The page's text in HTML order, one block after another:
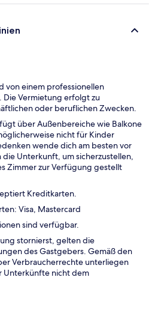
von einem professionellen
Vermietung erfolgt zu
oder beruflichen Zwecken.
über Außenbereiche wie Balkone
nicht für Kinder
wende dich am besten vor
Unterkunft, um sicherzustellen,
Zimmer zur Verfügung gestellt
Kreditkarten.
Visa, Mastercard
sind verfügbar.
stornierst, gelten die
des Gastgebers. Gemäß den
Verbraucherrechte unterliegen
Unterkünfte nicht dem